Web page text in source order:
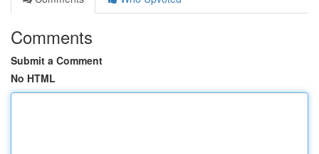
Comments
Submit a Comment
No HTML